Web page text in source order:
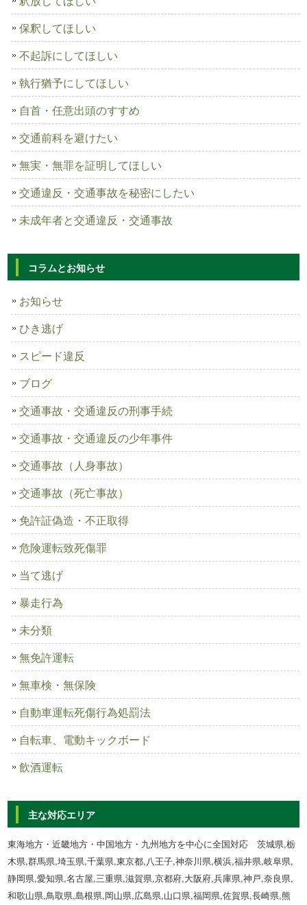
保釈してほしい
不起訴にしてほしい
執行猶予にしてほしい
自首・任意出頭のすすめ
交通前科を避けたい
無実・無罪を証明してほしい
交通違反・交通事故を秘密にしたい
未成年者と交通違反・交通事故
コラムとお知らせ
お知らせ
ひき逃げ
スピード違反
ブログ
交通事故・交通違反の刑事手続
交通事故・交通違反の少年事件
交通事故（人身事故）
交通事故（死亡事故）
免許証偽造・不正取得
危険運転致死傷罪
当て逃げ
暴走行為
未分類
無免許運転
無車検・無保険
自動車運転死傷行為処罰法
自転車、電動キックボード
飲酒運転
主な対応エリア
東海地方・近畿地方・中国地方・九州地方を中心に全国対応 茨城県,栃
木県,群馬県,埼玉県,千葉県,東京都,八王子,神奈川県,横浜,福井県,岐阜県,
静岡県,愛知県,名古屋,三重県,滋賀県,京都府,大阪府,兵庫県,神戸,奈良県,
和歌山県,鳥取県,島根県,岡山県,広島県,山口県,福岡県,佐賀県,長崎県,熊